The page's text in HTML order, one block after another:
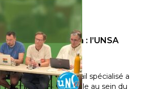
de l’éducation : l’UNSA
les lignes
un groupe de travail spécialisé a
écologique de l’Ecole au sein du